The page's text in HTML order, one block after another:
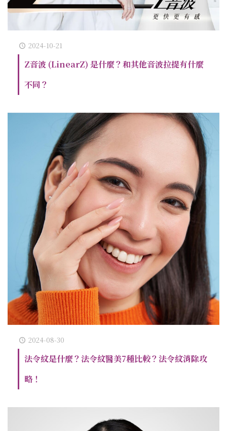
2024-10-21
Z音波 (LinearZ) 是什麼？和其他音波拉提有什麼
不同？
2024-08-30
法令紋是什麼？法令紋醫美7種比較？法令紋消除攻
略！